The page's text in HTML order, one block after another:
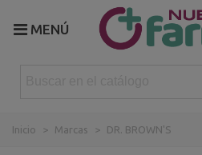
MENÚ
Inicio > Marcas > DR. BROWN'S